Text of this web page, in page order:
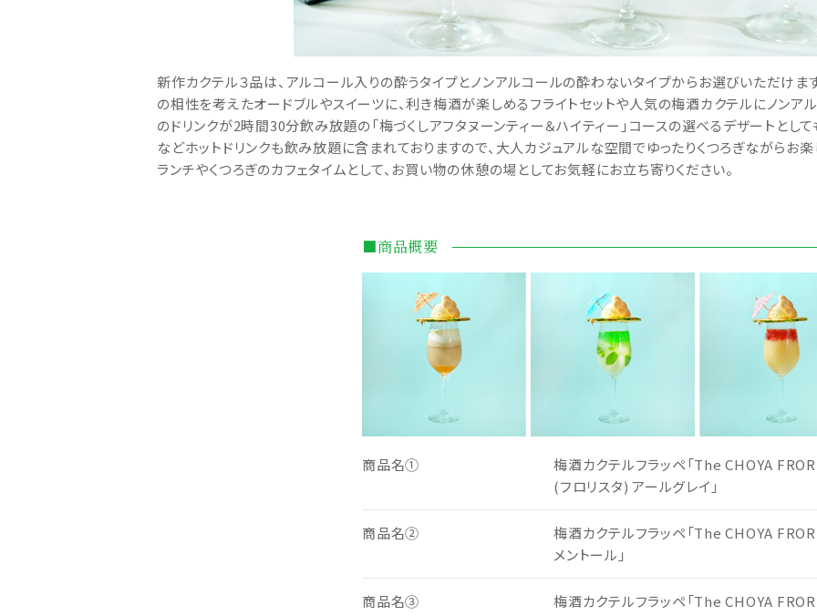
新作カクテル３品は、アルコール入りの酔うタイプとノンアルコールの酔わないタイプからお選びいただけま
の相性を考えたオードブルやスイーツに、利き梅酒が楽しめるフライトセットや人気の梅酒カクテルにノン
のドリンクが2時間30分飲み放題の「梅づくしアフタヌーンティー＆ハイティー」コースの選べるデザートとし
などホットドリンクも飲み放題に含まれておりますので、大人カジュアルな空間でゆったりくつろぎながらお
ランチやくつろぎのカフェタイムとして、お買い物の休憩の場としてお気軽にお立ち寄りください。
■商品概要
商品名①
梅酒カクテルフラッペ「The CHOYA
(フロリスタ) アールグレイ」
商品名②
梅酒カクテルフラッペ「The CHOYA
メントール」
商品名③
梅酒カクテルフラッペ「The CHOYA